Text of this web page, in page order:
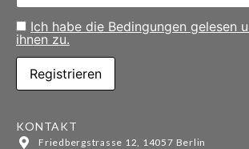
Ich habe die Bedingungen gelesen
ihnen zu.
KONTAKT
Friedbergstrasse 12, 14057 Berlin